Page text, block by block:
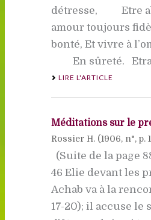
détresse, Etre
amour toujours
bonté, Et vivre à
En sûreté.
LIRE L'ARTICLE
Méditations sur le
Rossier H. (1906, n°, p.
(Suite de la page
46 Elie devant les
Achab va à la
17-20); il accuse le